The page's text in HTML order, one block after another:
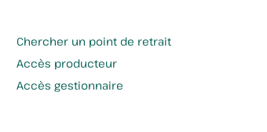
Chercher un point de retrait
Accès producteur
Accès gestionnaire